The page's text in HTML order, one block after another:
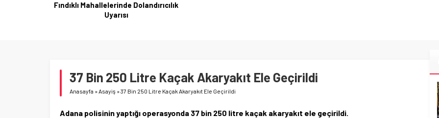
37 Bin 250 Litre Kaçak Akaryakıt Ele Geçirildi
Anasayfa » Asayiş »37 Bin 250 Litre Kaçak Akaryakıt Ele Geçirildi
Adana polisinin yaptığı operasyonda 37 bin 250 litre kaçak akaryakıt ele geçirildi.